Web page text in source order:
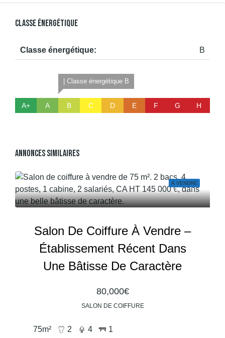
Classe Énergétique
Classe énergétique: B
A+ A
| Classe énergétique B
B C D E F G H
Annonces Similaires
À VENDRE
Salon De Coiffure À Vendre –
Établissement Récent Dans
Une Bâtisse De Caractère
80,000€
SALON DE COIFFURE
75m² 2 4 1